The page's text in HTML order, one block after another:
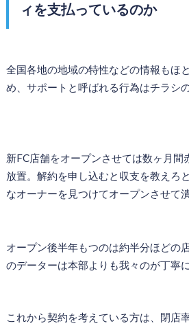
ィを支払っているのか
全国各地の地域の特性などの情報もほ
め、サポートと呼ばれる行為はチラシ
新FC店舗をオープンさせては数ヶ月間
放置。解約を申し込むと収支を教えろ
なオーナーを見つけてオープンさせて
オープン後半年もつのは約半分ほどの
のデーターは本部よりも我々のが丁寧
これから契約を考えている方は、閉店